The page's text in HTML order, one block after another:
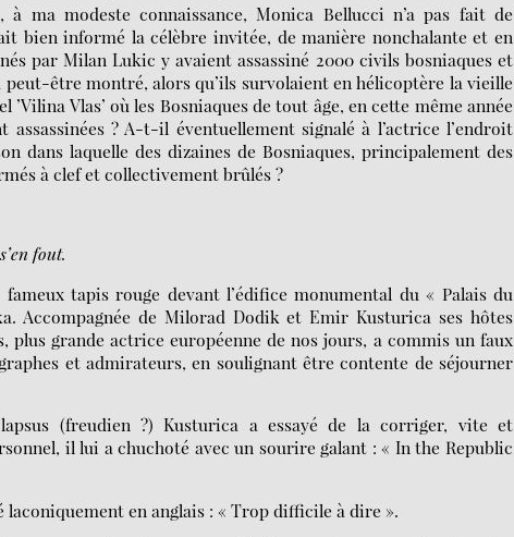
ma modeste connaissance, Monica Bellucci n’a pas fait de
bien informé la célèbre invitée, de manière nonchalante et en
par Milan Lukic y avaient assassiné 2000 civils bosniaques et
être montré, alors qu’ils survolaient en hélicoptère la vieille
Vlas’ où les Bosniaques de tout âge, en cette même année
assassinées ? A-t-il éventuellement signalé à l’actrice l’endroit
dans laquelle des dizaines de Bosniaques, principalement des
à clef et collectivement brûlés ?
fout.
fameux tapis rouge devant l’édifice monumental du « Palais du
Accompagnée de Milorad Dodik et Emir Kusturica ses hôtes
plus grande actrice européenne de nos jours, a commis un faux
et admirateurs, en soulignant être contente de séjourner
(freudien ?) Kusturica a essayé de la corriger, vite et
il lui a chuchoté avec un sourire galant : « In the Republic
en anglais : « Trop difficile à dire ».